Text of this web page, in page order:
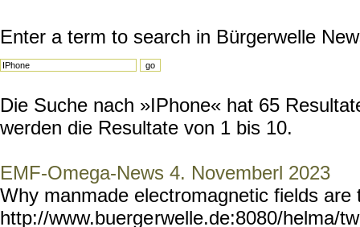
Enter a term to search in Bürgerwelle
Die Suche nach »IPhone« hat 65
werden die Resultate von 1 bis 10.
EMF-Omega-News 4. Novemberl 2023
Why manmade electromagnetic fields are
http://www.buergerwelle.de:8080/helma/